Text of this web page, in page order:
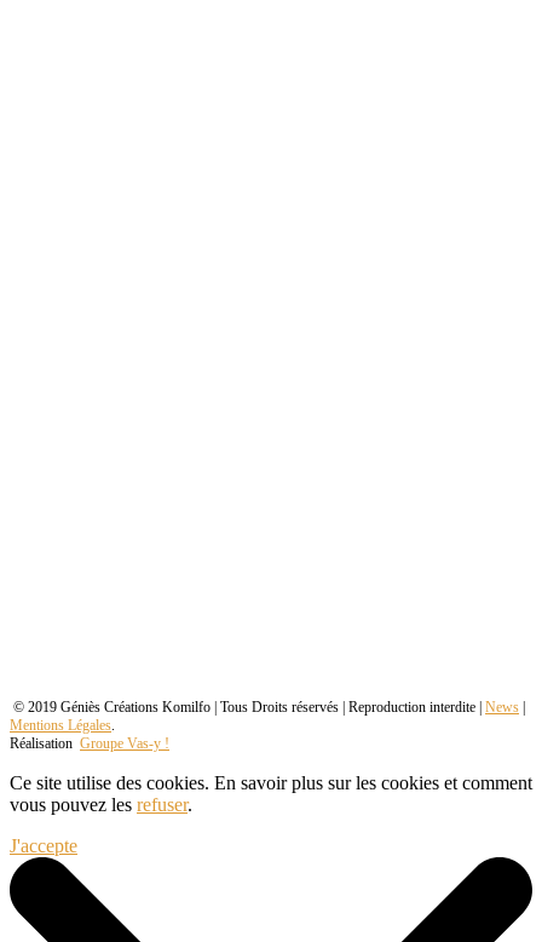
© 2019 Géniès Créations Komilfo | Tous Droits réservés | Reproduction interdite | News
Mentions Légales.
Réalisation Groupe Vas-y !
Ce site utilise des cookies. En savoir plus sur les cookies et comment
vous pouvez les refuser.
J'accepte